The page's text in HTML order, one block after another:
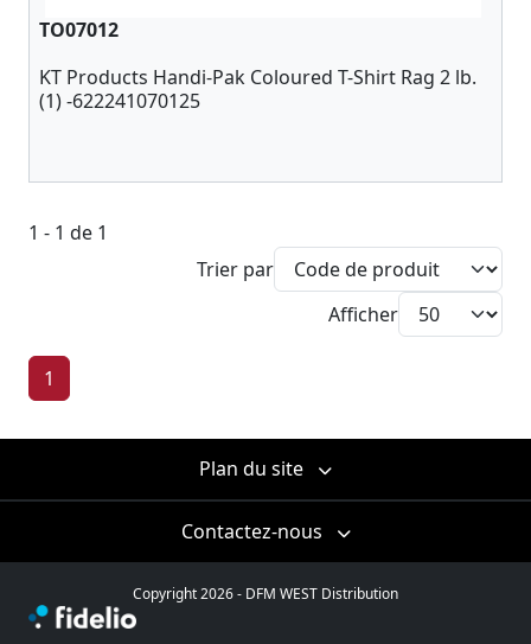
TO07012
KT Products Handi-Pak Coloured T-Shirt Rag 2 lb.
(1) -622241070125
1 - 1 de 1
Trier par
Afficher
1
Plan du site
Contactez-nous
Copyright 2026 - DFM WEST Distribution